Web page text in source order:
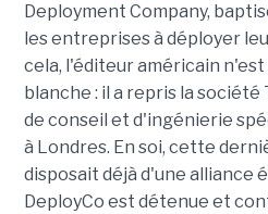
Deployment Company,
les entreprises à déployer
cela, l'éditeur américain
blanche : il a repris la
de conseil et d'ingénierie
à Londres. En soi, cette
disposait déjà d'une alliance
DeployCo est détenue et